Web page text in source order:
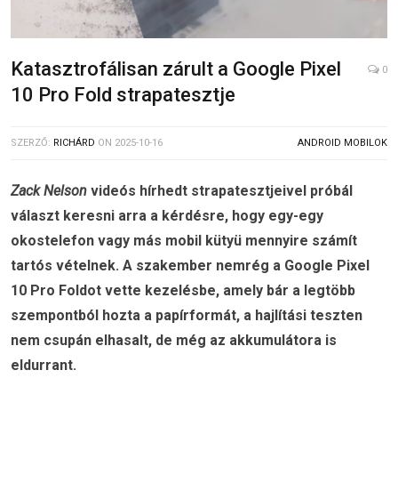
Katasztrofálisan zárult a Google Pixel
10 Pro Fold strapatesztje
0
SZERZŐ: RICHÁRD ON 2025-10-16 ANDROID MOBILOK
Zack Nelson videós hírhedt strapatesztjeivel próbál
választ keresni arra a kérdésre, hogy egy-egy
okostelefon vagy más mobil kütyü mennyire számít
tartós vételnek. A szakember nemrég a Google Pixel
10 Pro Foldot vette kezelésbe, amely bár a legtöbb
szempontból hozta a papírformát, a hajlítási teszten
nem csupán elhasalt, de még az akkumulátora is
eldurrant.